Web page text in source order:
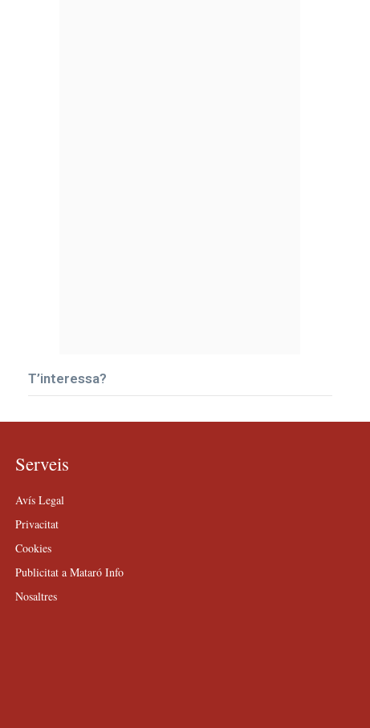
T’interessa?
Serveis
Avís Legal
Privacitat
Cookies
Publicitat a Mataró Info
Nosaltres